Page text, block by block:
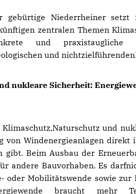
gebürtige Niederrheiner
zentralen Themen
und praxistaugliche
und
nukleare Sicherheit:
und
Windenergieanlagen direkt
Beim Ausbau der
andere Bauvorhaben. Es
Mobilitätswende sowie zur
braucht mehr